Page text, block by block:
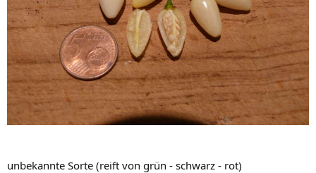
unbekannte Sorte (reift von grün - schwarz - rot)